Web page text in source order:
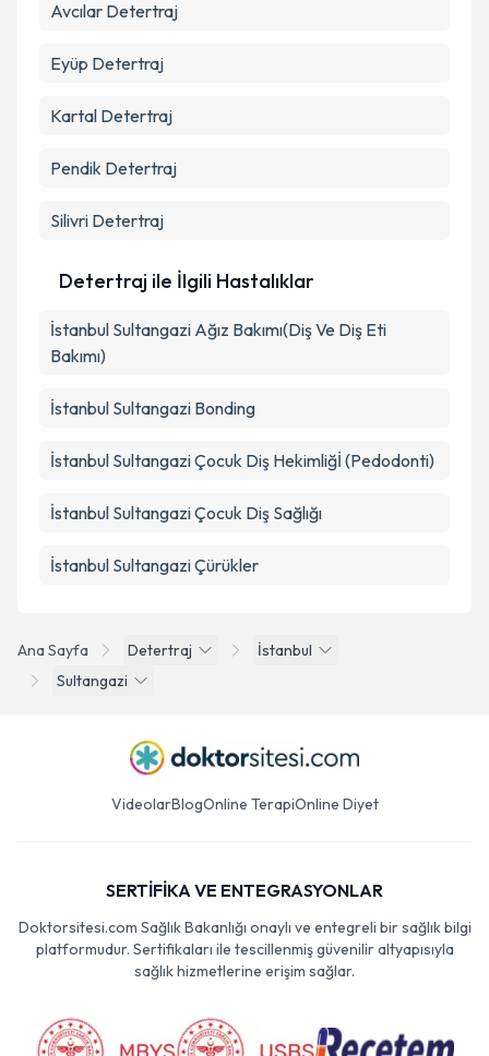
Ana Sayfa Detertraj
İstanbul
Sultangazi
Avcılar Detertraj
Eyüp Detertraj
Kartal Detertraj
Pendik Detertraj
Silivri Detertraj
Detertraj ile İlgili Hastalıklar
İstanbul Sultangazi Ağız Bakımı(Diş Ve Diş Eti
Bakımı)
İstanbul Sultangazi Bonding
İstanbul Sultangazi Çocuk Diş Hekimliğİ (Pedodonti)
İstanbul Sultangazi Çocuk Diş Sağlığı
İstanbul Sultangazi Çürükler
VideolarBlogOnline TerapiOnline Diyet
SERTİFİKA VE ENTEGRASYONLAR
Doktorsitesi.com Sağlık Bakanlığı onaylı ve entegreli bir sağlık bilgi
platformudur. Sertifikaları ile tescillenmiş güvenilir altyapısıyla
sağlık hizmetlerine erişim sağlar.